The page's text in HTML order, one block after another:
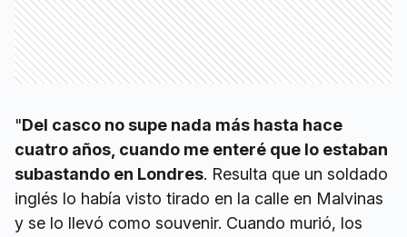
"Del casco no supe nada más hasta hace
cuatro años, cuando me enteré que lo estaban
subastando en Londres. Resulta que un soldado
inglés lo había visto tirado en la calle en Malvinas
y se lo llevó como souvenir. Cuando murió, los